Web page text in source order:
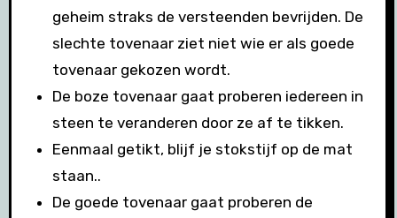
geheim straks de versteenden bevrijden. De
slechte tovenaar ziet niet wie er als goede
tovenaar gekozen wordt.
De boze tovenaar gaat proberen iedereen in
steen te veranderen door ze af te tikken.
Eenmaal getikt, blijf je stokstijf op de mat
staan..
De goede tovenaar gaat proberen de